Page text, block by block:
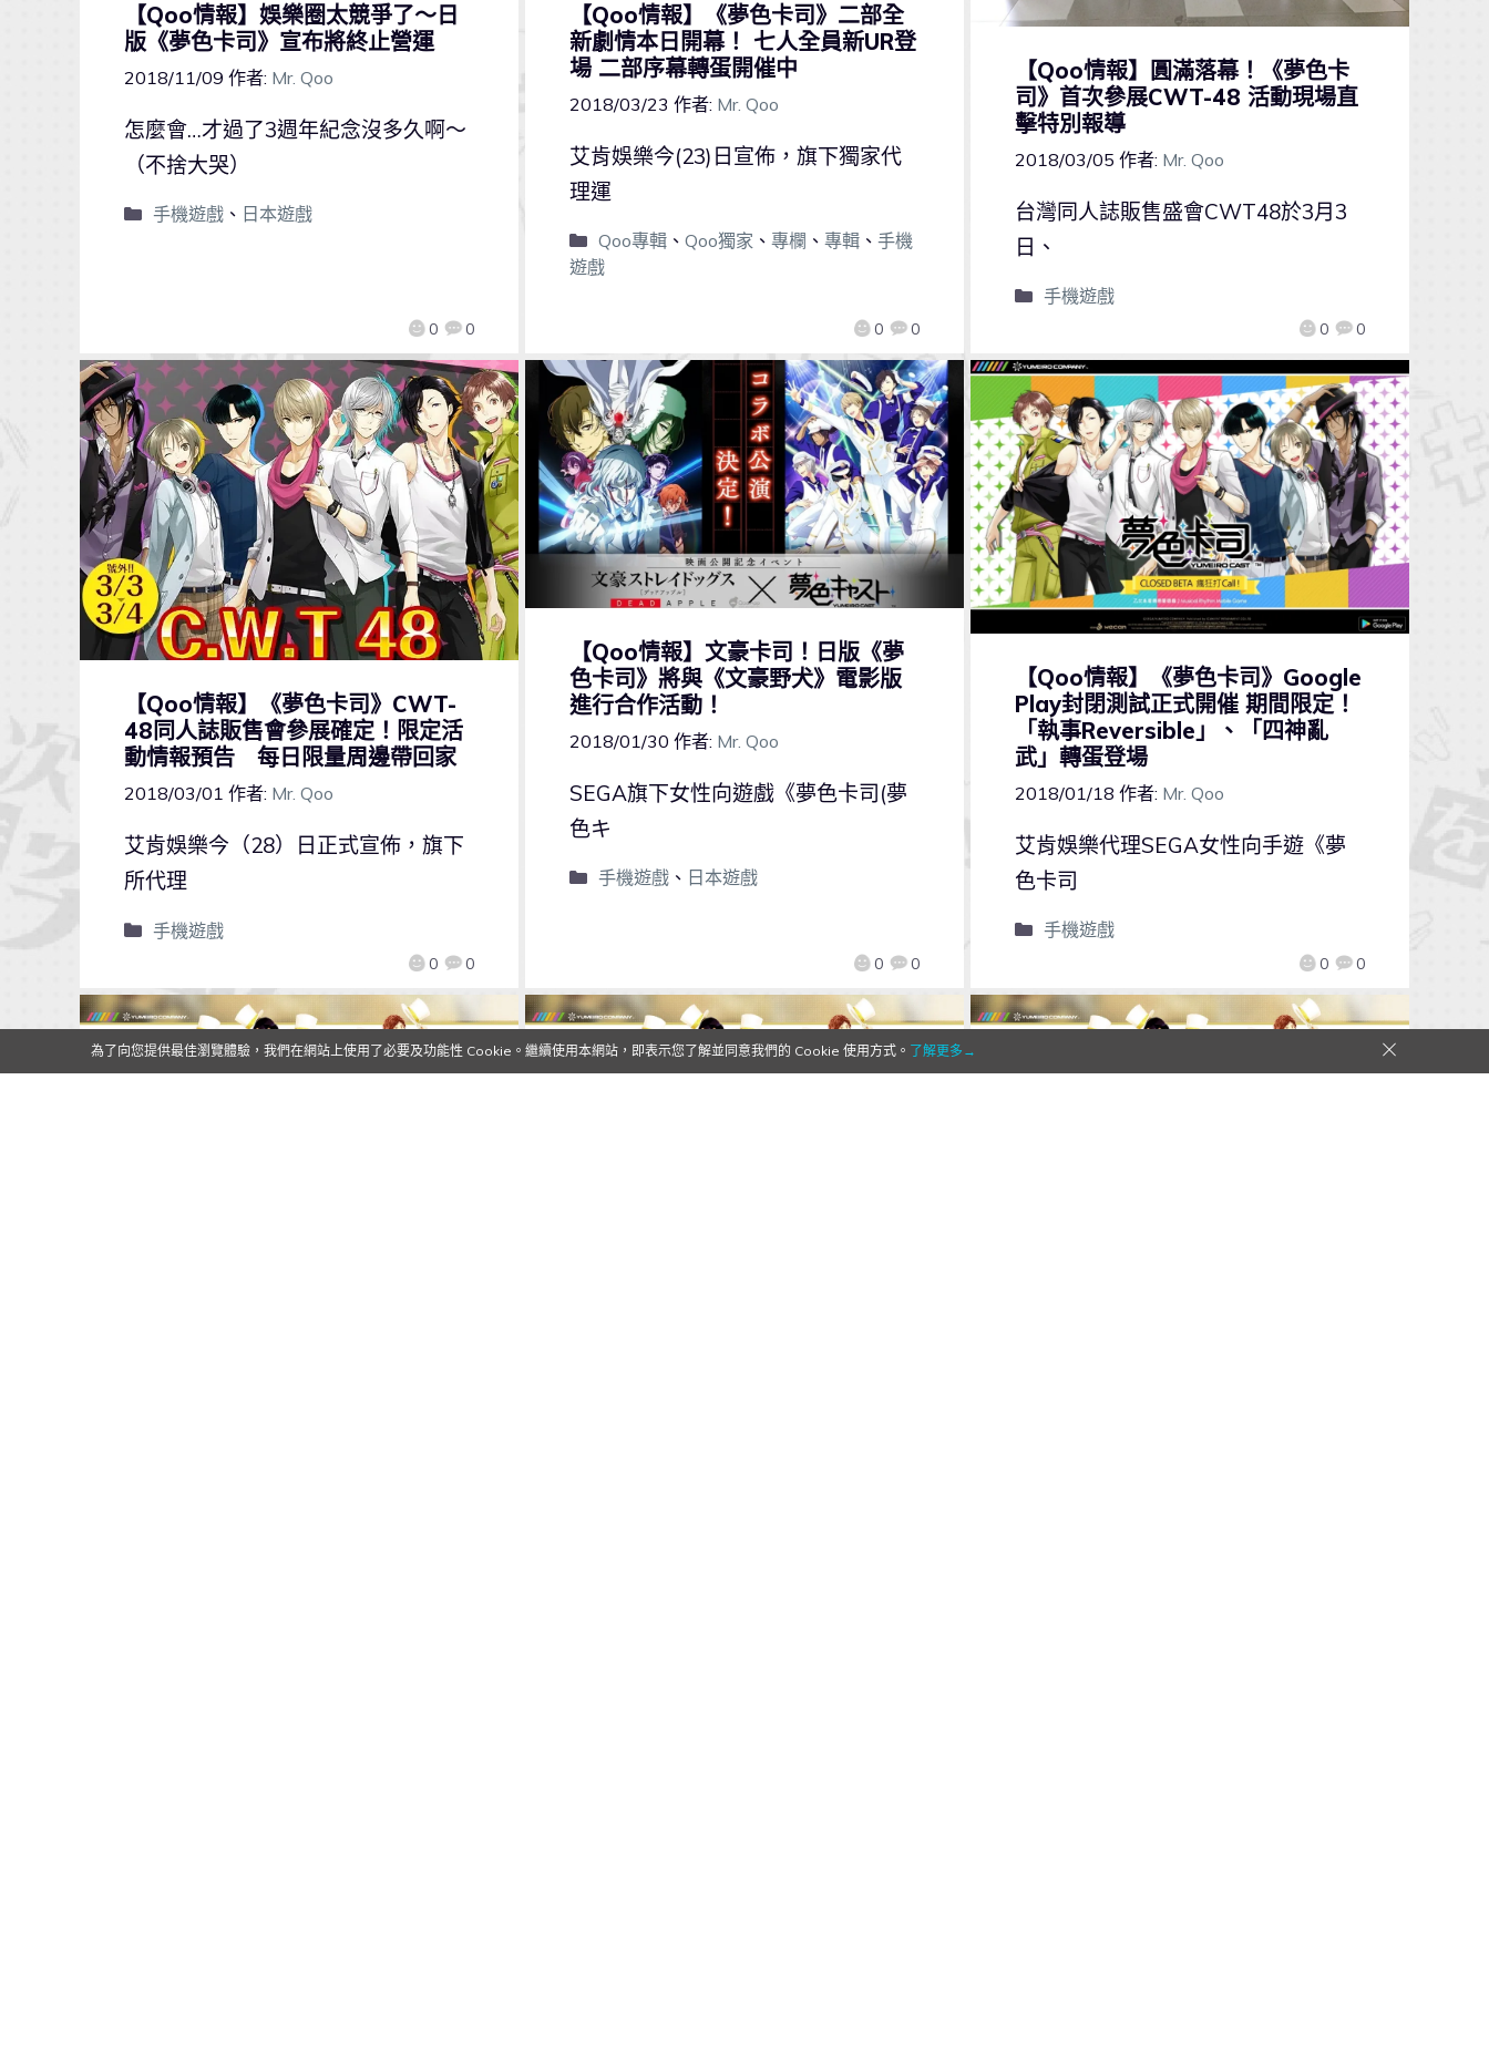
【Qoo情報】娛樂圈太競爭了～日
版《夢色卡司》宣布將終止營運
2018/11/09 作者: Mr. Qoo
0 0
怎麼會…才過了3週年紀念沒多久啊～
（不捨大哭）
手機遊戲、 日本遊戲
【Qoo情報】《夢色卡司》二部全
新劇情本日開幕！ 七人全員新UR登
場 二部序幕轉蛋開催中
2018/03/23 作者: Mr. Qoo
0 0
艾肯娛樂今(23)日宣佈，旗下獨家代
理運
Qoo專輯、 Qoo獨家 、 專欄 、 專輯、 手機
遊戲
【Qoo情報】圓滿落幕！《夢色卡
司》首次參展CWT-48 活動現場直
擊特別報導
2018/03/05 作者: Mr. Qoo
0 0
台灣同人誌販售盛會CWT48於3月3
日、
手機遊戲
【Qoo情報】《夢色卡司》CWT-
48同人誌販售會參展確定！限定活
動情報預告 每日限量周邊帶回家
2018/03/01 作者: Mr. Qoo
0 0
艾肯娛樂今（28）日正式宣佈，旗下
所代理
手機遊戲
【Qoo情報】文豪卡司！日版《夢
色卡司》將與《文豪野犬》電影版
進行合作活動！
2018/01/30 作者: Mr. Qoo
0 0
SEGA旗下女性向遊戲《夢色卡司(夢
色キ
手機遊戲、 日本遊戲
【Qoo情報】《夢色卡司》Google
Play封閉測試正式開催 期間限定！
「執事Reversible」、「四神亂
武」轉蛋登場
2018/01/18 作者: Mr. Qoo
0 0
艾肯娛樂代理SEGA女性向手遊《夢
色卡司
手機遊戲
為了向您提供最佳瀏覽體驗，我們在網站上使用了必要及功能性 Cookie。繼續使用本網站，即表示您了解並同意我們的 Cookie 使用方式。 了解更多→